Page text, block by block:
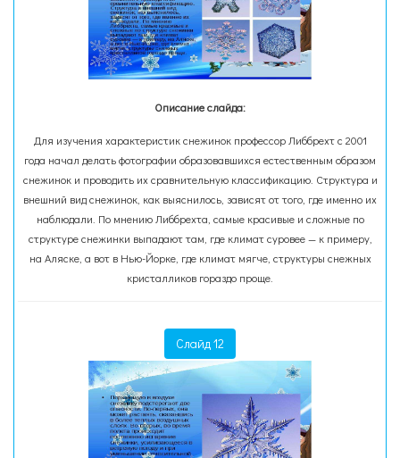
Описание слайда:
Для изучения характеристик снежинок профессор Либбрехт с 2001
года начал делать фотографии образовавшихся естественным образом
снежинок и проводить их сравнительную классификацию. Структура и
внешний вид снежинок, как выяснилось, зависят от того, где именно их
наблюдали. По мнению Либбрехта, самые красивые и сложные по
структуре снежинки выпадают там, где климат суровее — к примеру,
на Аляске, а вот в Нью-Йорке, где климат мягче, структуры снежных
кристалликов гораздо проще.
Слайд 12